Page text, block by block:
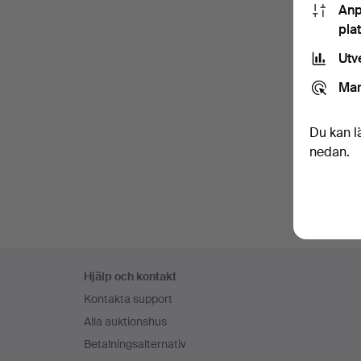
Hjälp och kontakt
Kontakta support
Alla auktionshus
Betalningsalternativ
Du kan
nedan.